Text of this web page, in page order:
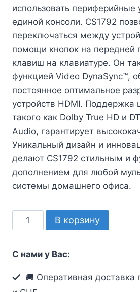
использовать периферийные
единой консоли. CS1792
переключаться между
помощи кнопок на передней
клавиш на клавиатуре. Он
функцией Video DynaSync™,
постоянное оптимальное
устройств HDMI. Поддержка
такого как Dolby True HD и
Audio, гарантирует
Уникальный дизайн и
делают CS1792 стильным и
дополнением для любой
системы домашнего офиса.
Количество
товара
переключатель
CS1792-
В корзину
С нами у Вас:
🚚 Оперативная доставка